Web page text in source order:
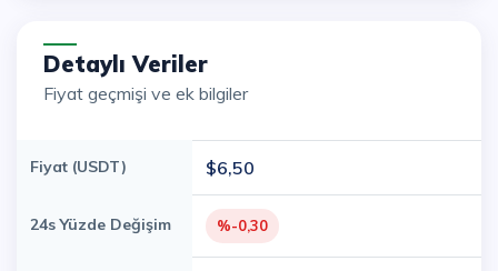
Detaylı Veriler
Fiyat geçmişi ve ek bilgiler
Fiyat (USDT) $6,50
24s Yüzde Değişim %-0,30